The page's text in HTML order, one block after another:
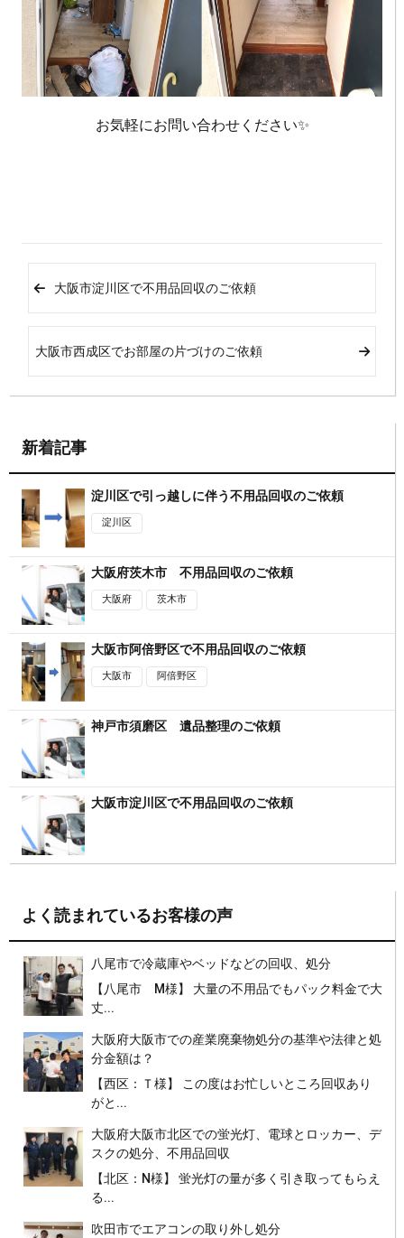
お気軽にお問い合わせください✨
大阪市淀川区で不用品回収のご依頼
大阪市西成区でお部屋の片づけのご依頼
新着記事
淀川区で引っ越しに伴う不用品回収のご依頼
淀川区
大阪府茨木市 不用品回収のご依頼
大阪府 茨木市
大阪市阿倍野区で不用品回収のご依頼
大阪市 阿倍野区
神戸市須磨区 遺品整理のご依頼
大阪市淀川区で不用品回収のご依頼
よく読まれているお客様の声
八尾市で冷蔵庫やベッドなどの回収、処分
【八尾市 M様】 大量の不用品でもパック料金で大
丈...
大阪府大阪市での産業廃棄物処分の基準や法律と処
分金額は？
【西区：Ｔ様】 この度はお忙しいところ回収あり
がと...
大阪府大阪市北区での蛍光灯、電球とロッカー、デ
スクの処分、不用品回収
【北区：N様】 蛍光灯の量が多く引き取ってもらえ
る...
吹田市でエアコンの取り外し処分